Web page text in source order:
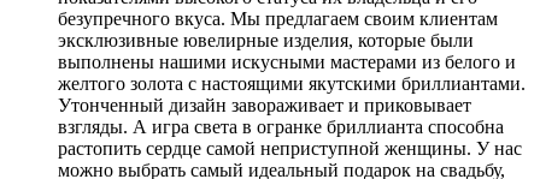
безупречного вкуса. Мы предлагаем своим клиентам
эксклюзивные ювелирные изделия, которые были
выполнены нашими искусными мастерами из белого и
желтого золота с настоящими якутскими бриллиантами.
Утонченный дизайн завораживает и приковывает
взгляды. А игра света в огранке бриллианта способна
растопить сердце самой неприступной женщины. У нас
можно выбрать самый идеальный подарок на свадьбу,